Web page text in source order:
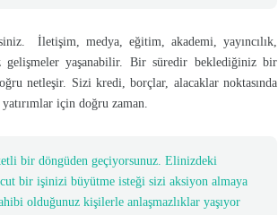
İletişim, medya, eğitim, akademi, yayıncılık,
gelişmeler yaşanabilir. Bir süredir beklediğiniz bir
netleşir. Sizi kredi, borçlar, alacaklar noktasında
için doğru zaman.
bir döngüden geçiyorsunuz. Elinizdeki
bir işinizi büyütme isteği sizi aksiyon almaya
olduğunuz kişilerle anlaşmazlıklar yaşıyor